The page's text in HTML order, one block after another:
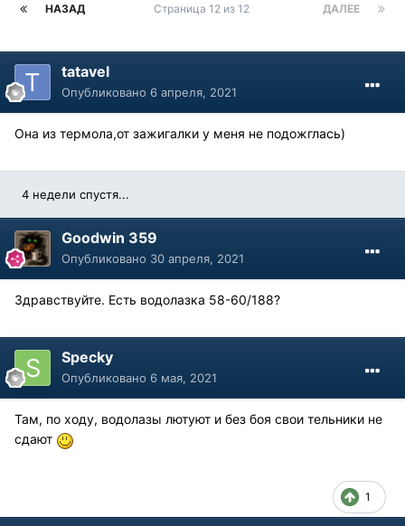
НАЗАД ДАЛЕЕ
Страница 12 из 12
tatavel
Опубликовано 6 апреля, 2021
Она из термола,от зажигалки у меня не подожглась)
4 недели спустя...
Goodwin 359
Опубликовано 30 апреля, 2021
Здравствуйте. Есть водолазка 58-60/188?
Specky
Опубликовано 6 мая, 2021
Там, по ходу, водолазы лютуют и без боя свои тельники не
сдают
1